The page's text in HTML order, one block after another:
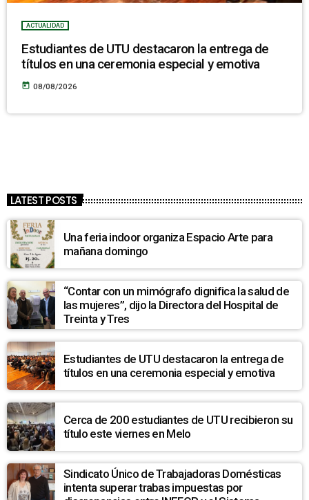
ACTUALIDAD
Estudiantes de UTU destacaron la entrega de
títulos en una ceremonia especial y emotiva
today 08/08/2026
LATEST POSTS
Una feria indoor organiza Espacio Arte para
mañana domingo
“Contar con un mimógrafo dignifica la salud de
las mujeres”, dijo la Directora del Hospital de
Treinta y Tres
Estudiantes de UTU destacaron la entrega de
títulos en una ceremonia especial y emotiva
Cerca de 200 estudiantes de UTU recibieron su
título este viernes en Melo
Sindicato Único de Trabajadoras Domésticas
intenta superar trabas impuestas por